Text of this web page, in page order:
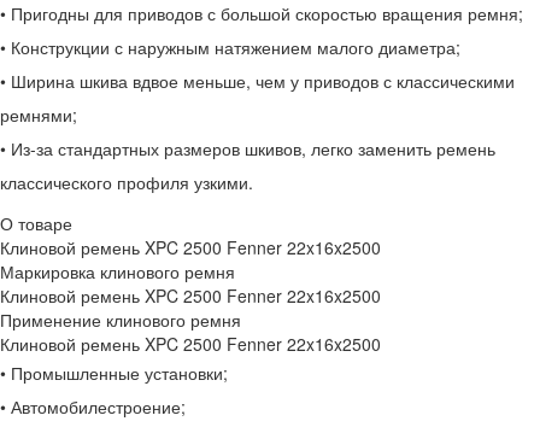
• Пригодны для приводов с большой скоростью вращения ремня;
• Конструкции с наружным натяжением малого диаметра;
• Ширина шкива вдвое меньше, чем у приводов с классическими
ремнями;
• Из-за стандартных размеров шкивов, легко заменить ремень
классического профиля узкими.
О товаре
Клиновой ремень XPC 2500 Fenner 22x16x2500
Маркировка клинового ремня
Клиновой ремень XPC 2500 Fenner 22x16x2500
Применение клинового ремня
Клиновой ремень XPC 2500 Fenner 22x16x2500
• Промышленные установки;
• Автомобилестроение;